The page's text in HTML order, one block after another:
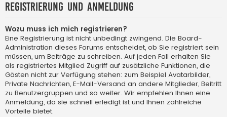
Registrierung und Anmeldung
Wozu muss ich mich registrieren?
Eine Registrierung ist nicht unbedingt zwingend. Die Board-
Administration dieses Forums entscheidet, ob Sie registriert sein
müssen, um Beiträge zu schreiben. Auf jeden Fall erhalten Sie
als registriertes Mitglied Zugriff auf zusätzliche Funktionen, die
Gästen nicht zur Verfügung stehen: zum Beispiel Avatarbilder,
Private Nachrichten, E-Mail-Versand an andere Mitglieder, Beitritt
zu Benutzergruppen und so weiter. Wir empfehlen Ihnen eine
Anmeldung, da sie schnell erledigt ist und Ihnen zahlreiche
Vorteile bietet.